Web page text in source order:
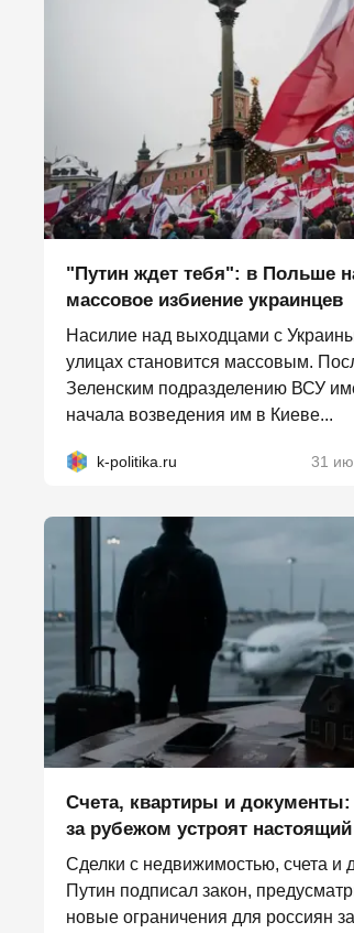
"Путин ждет тебя": в Польше
массовое избиение украинцев
Насилие над выходцами с
улицах становится массовым.
Зеленским подразделению ВСУ
начала возведения им в Киеве...
k-politika.ru 31
Счета, квартиры и
за рубежом устроят
Сделки с недвижимостью, счета и
Путин подписал закон,
новые ограничения для россиян